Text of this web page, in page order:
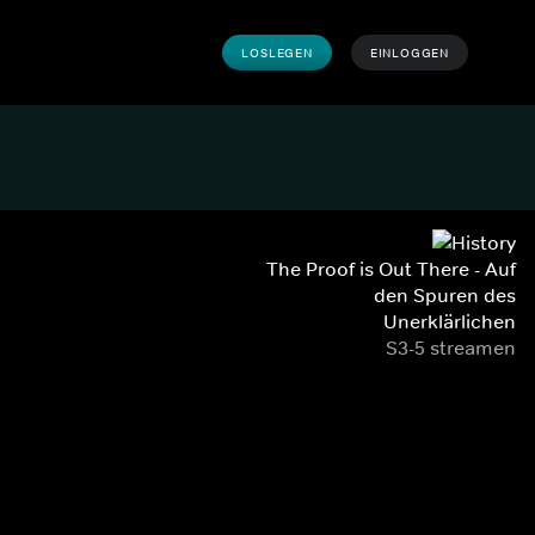
LOSLEGEN EINLOGGEN
The Proof is Out There - Auf
den Spuren des
Unerklärlichen
S3-5 streamen